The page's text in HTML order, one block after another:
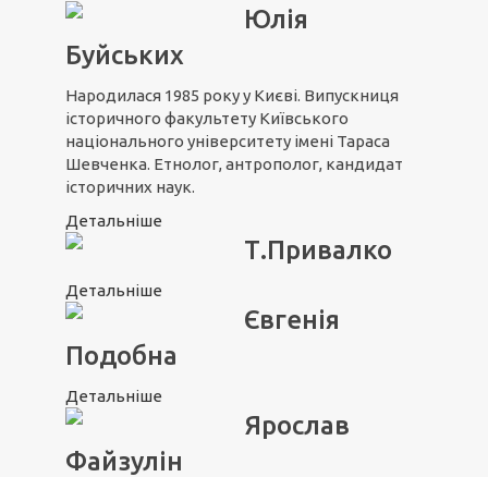
Юлія
Буйських
Народилася 1985 року у Києві. Випускниця
історичного факультету Київського
національного університету імені Тараса
Шевченка. Етнолог, антрополог, кандидат
історичних наук.
Детальніше
Т.Привалко
Детальніше
Євгенія
Подобна
Детальніше
Ярослав
Файзулін